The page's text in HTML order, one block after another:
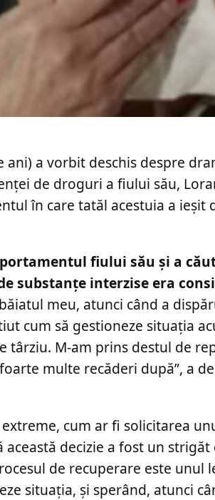
ani) a vorbit deschis despre
de droguri a fiului său,
în care tatăl acestuia a ieșit
fiului său și a
substanțe interzise era
meu, atunci când a
cum să gestioneze situația
târziu. M-am prins destul de
multe recăderi după”, a
cum ar fi solicitarea
decizie a fost un strigăt
de recuperare este unul
situația, și sperând, atunci